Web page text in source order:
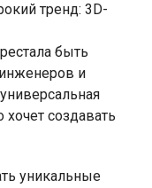
тренд: 3D-
быть
и
хочет создавать
уникальные